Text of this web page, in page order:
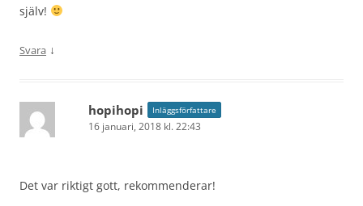
själv!
Svara ↓
hopihopi Inläggsförfattare
16 januari, 2018 kl. 22:43
Det var riktigt gott, rekommenderar!